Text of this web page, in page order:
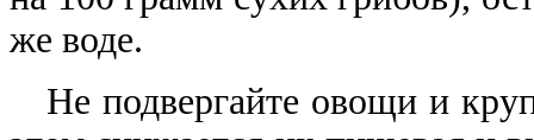
же воде.
Не подвергайте овощи и